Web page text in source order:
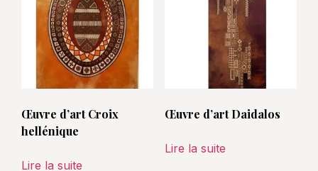
Œuvre d’art Croix
hellénique
Lire la suite
Œuvre d’art Daidalos
Lire la suite